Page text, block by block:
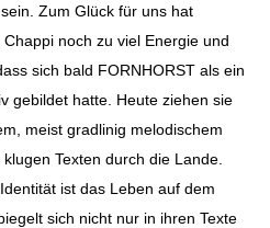
Zum Glück für uns hat
noch zu viel Energie und
sich bald FORNHORST als ein
gebildet hatte. Heute ziehen sie
meist gradlinig melodischem
Texten durch die Lande.
ist das Leben auf dem
sich nicht nur in ihren Texte